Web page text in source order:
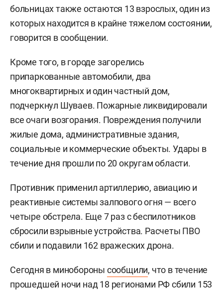
больницах также остаются 13 взрослых, один из
которых находится в крайне тяжелом состоянии,
говорится в сообщении.
Кроме того, в городе загорелись
припаркованные автомобили, два
многоквартирных и один частный дом,
подчеркнул Шуваев. Пожарные ликвидировали
все очаги возгорания. Повреждения получили
жилые дома, административные здания,
социальные и коммерческие объекты. Удары в
течение дня прошли по 20 округам области.
Противник применил артиллерию, авиацию и
реактивные системы залпового огня — всего
четыре обстрела. Еще 7 раз с беспилотников
сбросили взрывные устройства. Расчеты ПВО
сбили и подавили 162 вражеских дрона.
Сегодня в минобороны сообщили, что в течение
прошедшей ночи над 18 регионами РФ сбили 153